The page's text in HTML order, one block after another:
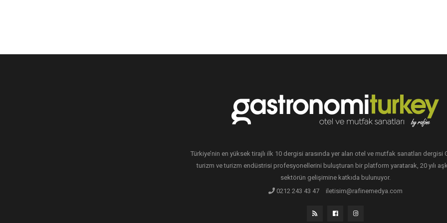
Türkiye’nin en yüksek tirajlı ilk 10 dergisi arasında yer alan otel ve mutfak sanatları dergisi
turizm ve turizm endüstrisi profesyonellerini buluşturan bir platform yaratarak, 20 yılı
sektörün gelişimine katkıda bulunuyor.
0212 243 43 47
iletisim@rafinemedya.com